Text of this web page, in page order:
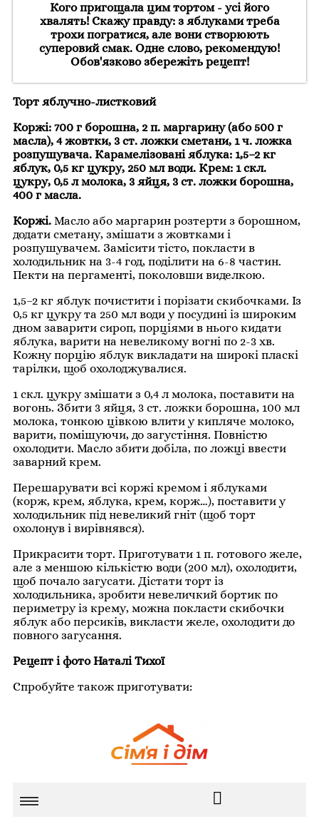
Кого пригощала цим тортом - усі його
хвалять! Скажу правду: з яблуками треба
трохи погратися, але вони створюють
суперовий смак. Одне слово, рекомендую!
Обов'язково збережіть рецепт!
Торт яблучно-листковий
Коржі: 700 г борошна, 2 п. маргарину (або 500 г
масла), 4 жовтки, 3 ст. ложки сметани, 1 ч. ложка
розпушувача. Карамелізовані яблука: 1,5–2 кг
яблук, 0,5 кг цукру, 250 мл води. Крем: 1 скл.
цукру, 0,5 л молока, 3 яйця, 3 ст. ложки борошна,
400 г масла.
Коржі. Масло або маргарин розтерти з борошном,
додати сметану, змішати з жовтками і
розпушувачем. Замісити тісто, покласти в
холодильник на 3-4 год, поділити на 6-8 частин.
Пекти на пергаменті, поколовши виделкою.
1,5–2 кг яблук почистити і порізати скибочками. Із
0,5 кг цукру та 250 мл води у посудині із широким
дном заварити сироп, порціями в нього кидати
яблука, варити на невеликому вогні по 2-3 хв.
Кожну порцію яблук викладати на широкі пласкі
тарілки, щоб охолоджувалися.
1 скл. цукру змішати з 0,4 л молока, поставити на
вогонь. Збити 3 яйця, 3 ст. ложки борошна, 100 мл
молока, тонкою цівкою влити у кипляче молоко,
варити, помішуючи, до загустіння. Повністю
охолодити. Масло збити добіла, по ложці ввести
заварний крем.
Перешарувати всі коржі кремом і яблуками
(корж, крем, яблука, крем, корж…), поставити у
холодильник під невеликий гніт (щоб торт
охолонув і вирівнявся).
Прикрасити торт. Приготувати 1 п. готового желе,
але з меншою кількістю води (200 мл), охолодити,
щоб почало загусати. Дістати торт із
холодильника, зробити невеличкий бортик по
периметру із крему, можна покласти скибочки
яблук або персиків, викласти желе, охолодити до
повного загусання.
Рецепт і фото Наталі Тихої
Спробуйте також приготувати: